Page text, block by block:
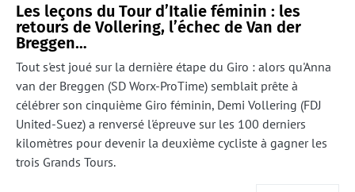
Les leçons du Tour d’Italie féminin : les
retours de Vollering, l’échec de Van der
Breggen…
Tout s'est joué sur la dernière étape du Giro : alors qu'Anna
van der Breggen (SD Worx-ProTime) semblait prête à
célébrer son cinquième Giro féminin, Demi Vollering (FDJ
United-Suez) a renversé l'épreuve sur les 100 derniers
kilomètres pour devenir la deuxième cycliste à gagner les
trois Grands Tours.